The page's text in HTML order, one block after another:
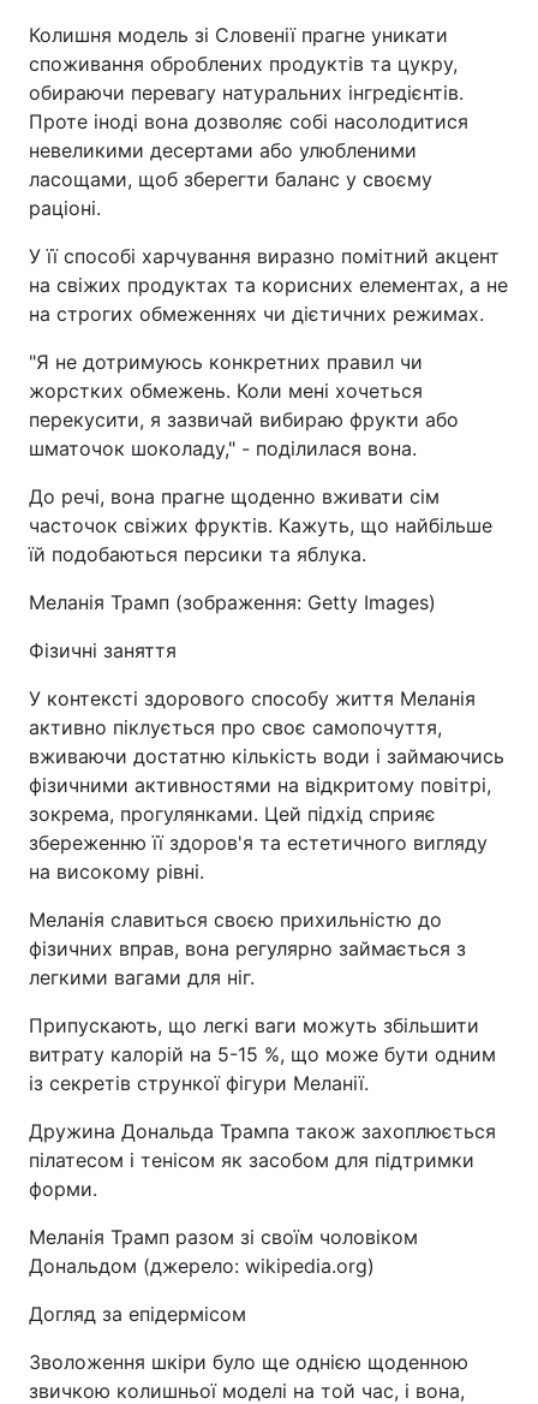
Колишня модель зі Словенії прагне уникати
споживання оброблених продуктів та цукру,
обираючи перевагу натуральних інгредієнтів.
Проте іноді вона дозволяє собі насолодитися
невеликими десертами або улюбленими
ласощами, щоб зберегти баланс у своєму
раціоні.
У її способі харчування виразно помітний акцент
на свіжих продуктах та корисних елементах, а не
на строгих обмеженнях чи дієтичних режимах.
"Я не дотримуюсь конкретних правил чи
жорстких обмежень. Коли мені хочеться
перекусити, я зазвичай вибираю фрукти або
шматочок шоколаду," - поділилася вона.
До речі, вона прагне щоденно вживати сім
часточок свіжих фруктів. Кажуть, що найбільше
їй подобаються персики та яблука.
Меланія Трамп (зображення: Getty Images)
Фізичні заняття
У контексті здорового способу життя Меланія
активно піклується про своє самопочуття,
вживаючи достатню кількість води і займаючись
фізичними активностями на відкритому повітрі,
зокрема, прогулянками. Цей підхід сприяє
збереженню її здоров'я та естетичного вигляду
на високому рівні.
Меланія славиться своєю прихильністю до
фізичних вправ, вона регулярно займається з
легкими вагами для ніг.
Припускають, що легкі ваги можуть збільшити
витрату калорій на 5-15 %, що може бути одним
із секретів стрункої фігури Меланії.
Дружина Дональда Трампа також захоплюється
пілатесом і тенісом як засобом для підтримки
форми.
Меланія Трамп разом зі своїм чоловіком
Дональдом (джерело: wikipedia.org)
Догляд за епідермісом
Зволоження шкіри було ще однією щоденною
звичкою колишньої моделі на той час, і вона,